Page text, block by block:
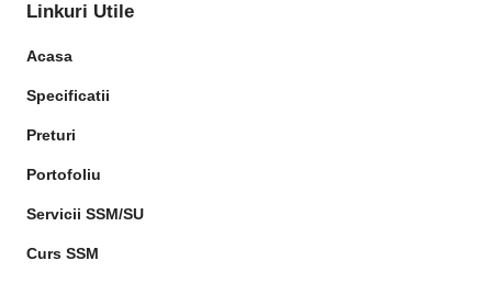
Linkuri Utile
Acasa
Specificatii
Preturi
Portofoliu
Servicii SSM/SU
Curs SSM